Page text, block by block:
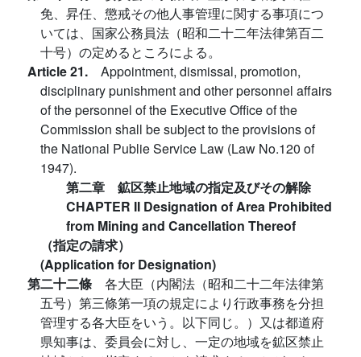
免、昇任、懲戒その他人事管理に関する事項につ
いては、国家公務員法（昭和二十二年法律第百二
十号）の定めるところによる。
Article 21. Appointment, dismissal, promotion,
disciplinary punishment and other personnel affairs
of the personnel of the Executive Office of the
Commission shall be subject to the provisions of
the National Publie Service Law (Law No.120 of
1947).
第二章 鉱区禁止地域の指定及びその解除
CHAPTER II Designation of Area Prohibited
from Mining and Cancellation Thereof
（指定の請求）
(Application for Designation)
第二十二條 各大臣（内閣法（昭和二十二年法律第
五号）第三條第一項の規定により行政事務を分担
管理する各大臣をいう。以下同じ。）又は都道府
県知事は、委員会に対し、一定の地域を鉱区禁止